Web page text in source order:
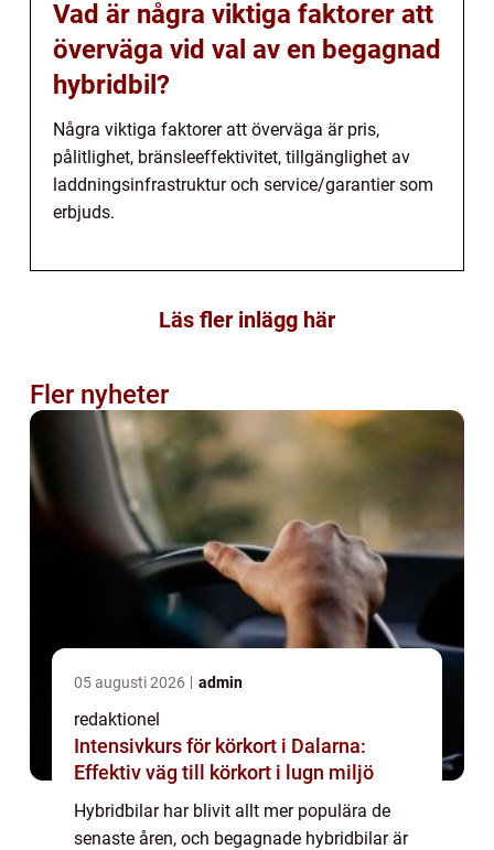
Vad är några viktiga faktorer att
överväga vid val av en begagnad
hybridbil?
Några viktiga faktorer att överväga är pris,
pålitlighet, bränsleeffektivitet, tillgänglighet av
laddningsinfrastruktur och service/garantier som
erbjuds.
Läs fler inlägg här
Fler nyheter
05 augusti 2026 admin
redaktionel
Intensivkurs för körkort i Dalarna:
Effektiv väg till körkort i lugn miljö
Hybridbilar har blivit allt mer populära de
senaste åren, och begagnade hybridbilar är